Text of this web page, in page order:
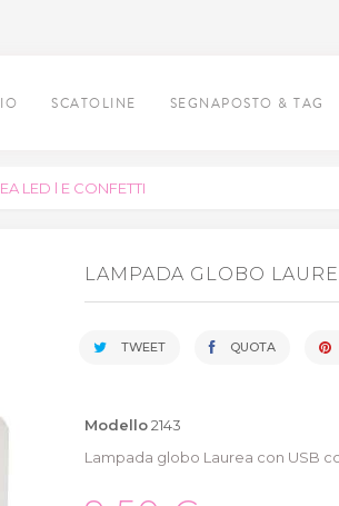
SCATOLINE SEGNAPOSTO & TAG
LED l E CONFETTI
LAMPADA GLOBO
TWEET QUOTA
Modello2143
Lampada globo Laurea con USB